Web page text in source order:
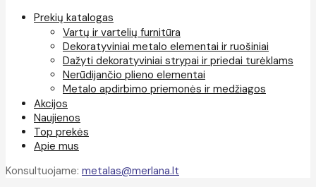
Prekių katalogas
Vartų ir vartelių furnitūra
Dekoratyviniai metalo elementai ir ruošiniai
Dažyti dekoratyviniai strypai ir priedai turėklams
Nerūdijančio plieno elementai
Metalo apdirbimo priemonės ir medžiagos
Akcijos
Naujienos
Top prekės
Apie mus
Konsultuojame: metalas@merlana.lt